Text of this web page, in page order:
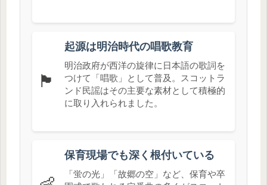
🏴󠁧󠁢󠁳󠁣󠁴󠁿
起源は明治時代の唱歌教育
明治政府が西洋の旋律に日本語の歌詞を
つけて「唱歌」として普及。スコットラ
ンド民謡はその主要な素材として積極的
に取り入れられました。
保育現場でも深く根付いている
「蛍の光」「故郷の空」など、保育や卒